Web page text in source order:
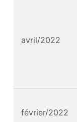
avril/2022
février/2022